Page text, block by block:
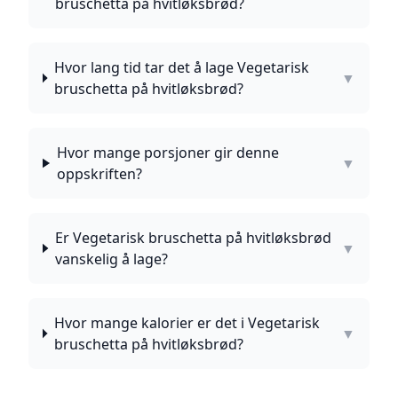
Hvor lang tid tar det å lage Vegetarisk
bruschetta på hvitløksbrød?
▼
Hvor mange porsjoner gir denne
oppskriften?
▼
Er Vegetarisk bruschetta på hvitløksbrød
vanskelig å lage?
▼
Hvor mange kalorier er det i Vegetarisk
bruschetta på hvitløksbrød?
▼